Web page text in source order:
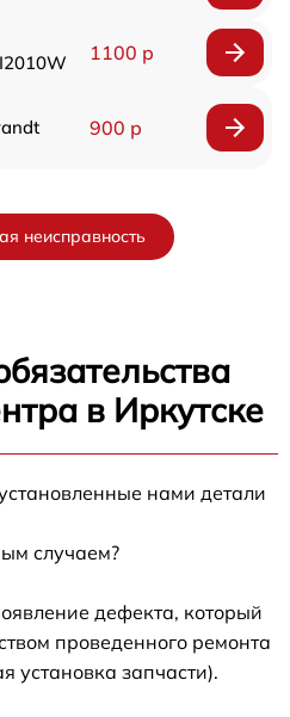
1100 р
900 р
неисправность
в Иркутске
нами детали
случаем?
дефекта, который
проведенного ремонта
установка запчасти).